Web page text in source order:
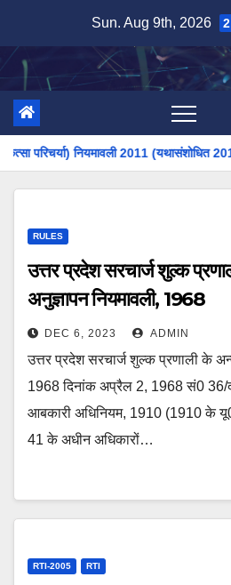
content
Sun. Aug 9th, 2026
नियमावली 2011 (यथासंशोधित 2014,
RULES
उत्तर प्रदेश सरचार्ज शुल्क
अनुज्ञापन नियमावली, 1968
DEC 6, 2023 ADMIN
उत्तर प्रदेश सरचार्ज शुल्क प्रणाली के
1968 दिनांक अप्रैल 2, 1968 सं0 36/
आबकारी अधिनियम, 1910 (1910 के
41 के अधीन अधिकारों…
RTI-2005 RTI